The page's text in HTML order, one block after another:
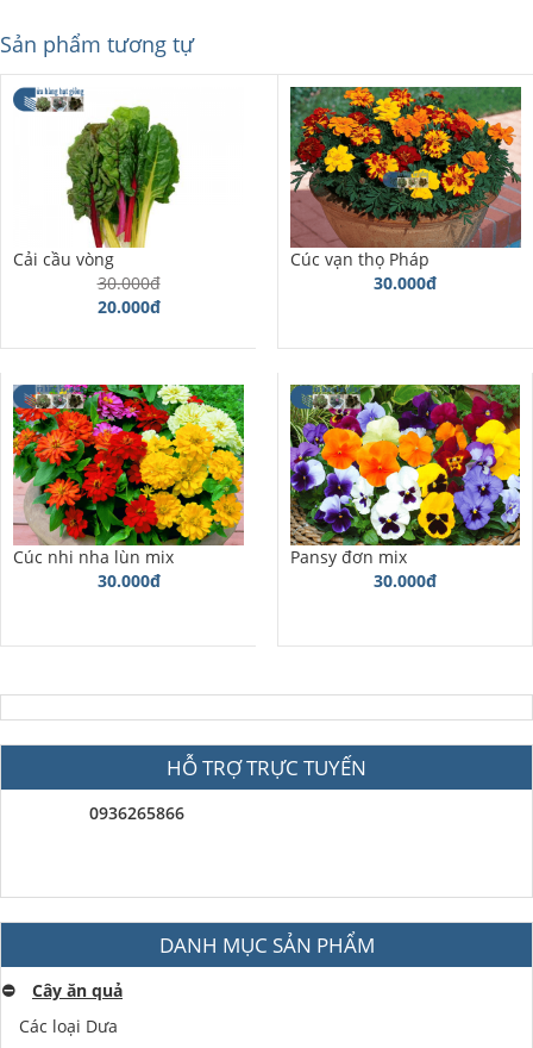
Sản phẩm tương tự
Cải cầu vòng
30.000đ
20.000đ
Cúc vạn thọ Pháp
30.000đ
Cúc nhi nha lùn mix
30.000đ
Pansy đơn mix
30.000đ
HỖ TRỢ TRỰC TUYẾN
0936265866
DANH MỤC SẢN PHẨM
⛔️
Cây ăn quả
Các loại Dưa